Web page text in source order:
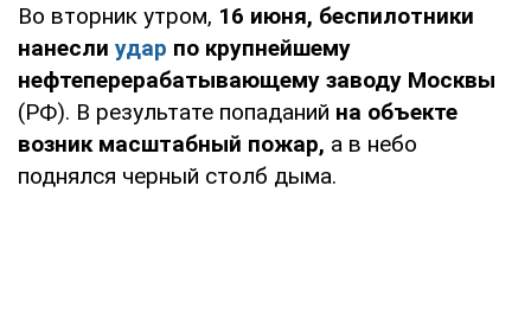
Во вторник утром, 16 июня, беспилотники
нанесли удар по крупнейшему
нефтеперерабатывающему заводу Москвы
(РФ). В результате попаданий на объекте
возник масштабный пожар, а в небо
поднялся черный столб дыма.